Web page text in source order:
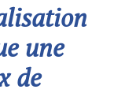
une
de